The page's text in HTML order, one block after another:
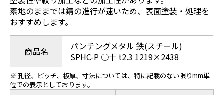
素地のままでは錆の進行が速いため、表面塗装・処理を
おすすめします。
商品名
パンチングメタル 鉄(スチール)
SPHC-P ○十 t2.3 1219×2438
※ 孔径、ピッチ、板厚、寸法については、特に記載のない限りmm単
位での表示としております。